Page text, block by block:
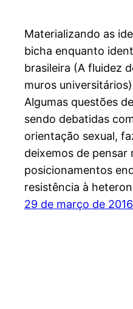
Materializando as
bicha enquanto
brasileira (A fluidez
muros
Algumas questões
sendo debatidas
orientação sexual,
deixemos de pensar
posicionamentos
resistência à
29 de março de 2016